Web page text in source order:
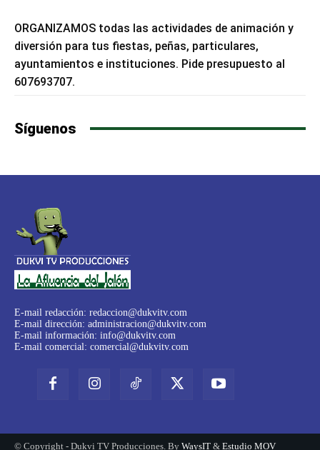
ORGANIZAMOS todas las actividades de animación y
diversión para tus fiestas, peñas, particulares,
ayuntamientos e instituciones. Pide presupuesto al
607693707.
Síguenos
E-mail redacción: redaccion@dukvitv.com
E-mail dirección: administracion@dukvitv.com
E-mail información: info@dukvitv.com
E-mail comercial: comercial@dukvitv.com
© Copyright - Dukvi TV Producciones. By WaysIT & Estudio MOV